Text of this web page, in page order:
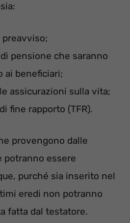
pensione che saranno
ai beneficiari;
assicurazioni sulla vita;
fine rapporto (TFR).
provengono dalle
potranno essere
purché sia inserito nel
eredi non potranno
fatta dal testatore.